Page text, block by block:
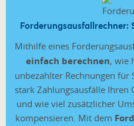
Forderungsausfallrechner:
Mithilfe eines
einfach berechnen, wie
unbezahlter Rechnungen für
stark Zahlungsausfälle Ihren
und wie viel zusätzlicher
kompensieren. Mit dem